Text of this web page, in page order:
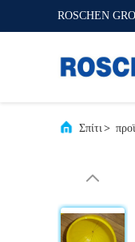
ROSCHEN
Σπίτι>